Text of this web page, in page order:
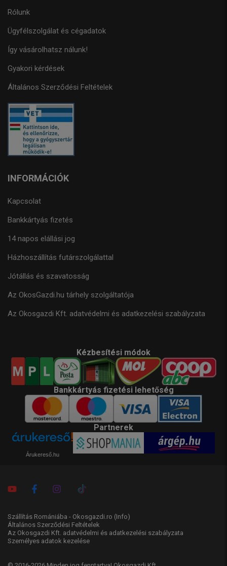
Rólunk
Ügyfélszolgálat és cégadatok
Így vásárolhatsz nálunk!
Gyakori kérdések
Általános Szerződési Feltételek
INFORMÁCIÓK
Kapcsolat
Bankkártyás fizetés
14 napos elállási jog
Házhoszállítás futárszolgálattal
Jótállás és szavatosság
Az OkosGazdi.hu tárhely szolgáltatója
Az Okosgazdi Kft. adatvédelmi és adatkezelési szabályzata
Kézbesítési módok
Bankkártyás fizetési lehetőség
Partnerek
Árukereső.hu
Szállítás Romániába - Okosgazdi.ro (Info)
Általános Szerződési Feltételek
Az Okosgazdi Kft. adatvédelmi és adatkezelési szabályzata
Személyes adatok kezelése